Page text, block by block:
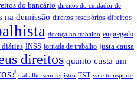
do bancário direitos do cuidador de
na demissão direitos rescisórios direitos
doença no trabalho empregado
diárias INSS jornada de trabalho justa causa
direitos quanto custa um
trabalho sem registro TST vale transporte